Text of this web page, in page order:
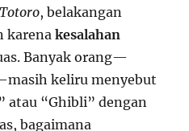
, belakangan
karenakesalahan
Banyak orang—
keliru menyebut
atau “Ghibli” dengan
bagaimana